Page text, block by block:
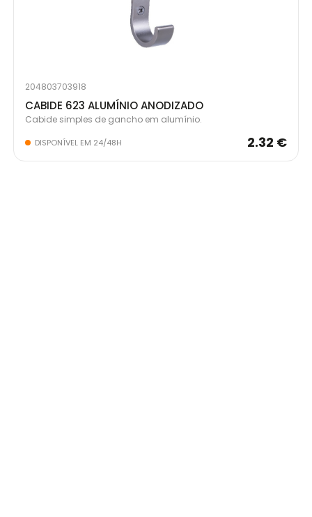
204803703918
CABIDE 623 ALUMÍNIO ANODIZADO
Cabide simples de gancho em alumínio.
DISPONÍVEL EM 24/48H 2.32 €